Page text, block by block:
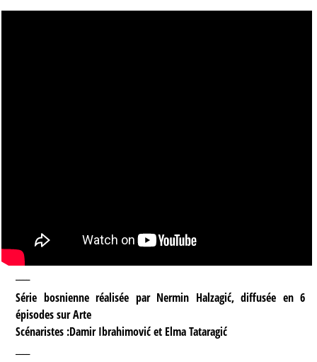
Série bosnienne réalisée par Nermin Halzagić, diffusée en 6
épisodes sur Arte
Scénaristes :Damir Ibrahimović et Elma Tataragić